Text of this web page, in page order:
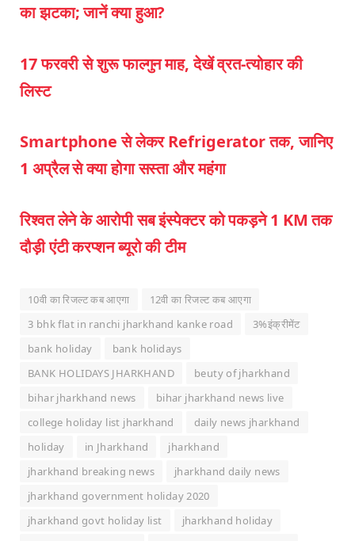
का झटका; जानें क्या हुआ?
17 फरवरी से शुरू फाल्गुन माह, देखें व्रत-त्योहार की
लिस्ट
Smartphone से लेकर Refrigerator तक, जानिए
1 अप्रैल से क्या होगा सस्ता और महंगा
रिश्वत लेने के आरोपी सब इंस्पेक्टर को पकड़ने 1 KM तक
दौड़ी एंटी करप्शन ब्यूरो की टीम
10वी का रिजल्ट कब आएगा
12वी का रिजल्ट कब आएगा
3 bhk flat in ranchi jharkhand kanke road
3%इंक्रीमेंट
bank holiday
bank holidays
BANK HOLIDAYS JHARKHAND
beuty of jharkhand
bihar jharkhand news
bihar jharkhand news live
college holiday list jharkhand
daily news jharkhand
holiday
in Jharkhand
jharkhand
jharkhand breaking news
jharkhand daily news
jharkhand government holiday 2020
jharkhand govt holiday list
jharkhand holiday